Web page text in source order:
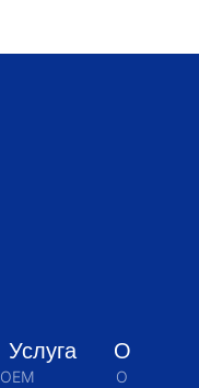
Услуга
OEM
О
О